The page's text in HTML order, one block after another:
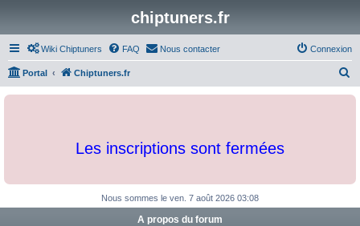
chiptuners.fr
Wiki Chiptuners FAQ Nous contacter Connexion
Portal Chiptuners.fr
c
h
Les inscriptions sont fermées
Nous sommes le ven. 7 août 2026 03:08
A propos du forum